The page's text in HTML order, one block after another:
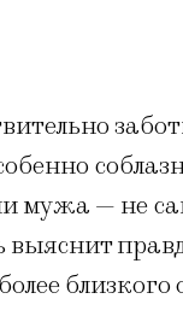
мужа — не